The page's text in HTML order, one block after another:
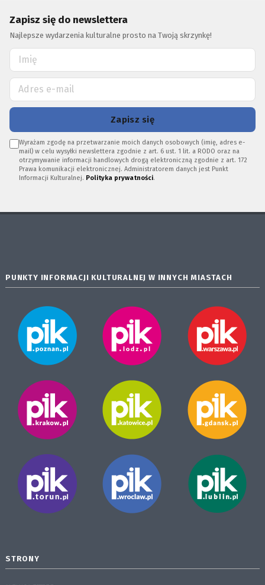
Zapisz się do newslettera
Najlepsze wydarzenia kulturalne prosto na Twoją skrzynkę!
Zapisz się
Wyrażam zgodę na przetwarzanie moich danych osobowych (imię, adres e-
mail) w celu wysyłki newslettera zgodnie z art. 6 ust. 1 lit. a RODO oraz na
otrzymywanie informacji handlowych drogą elektroniczną zgodnie z art. 172
Prawa komunikacji elektronicznej. Administratorem danych jest Punkt
Informacji Kulturalnej. Polityka prywatności.
PUNKTY INFORMACJI KULTURALNEJ W INNYCH MIASTACH
STRONY